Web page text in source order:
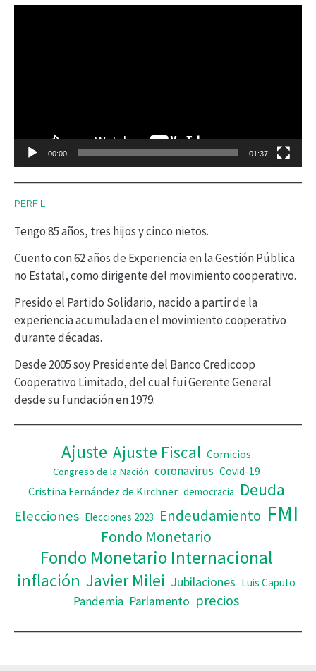
d
c
t
o
r
d
e
v
d
e
o
00:00 01:37
PERFIL
Tengo 85 años, tres hijos y cinco nietos.
Cuento con 62 años de Experiencia en la Gestión Pública
no Estatal, como dirigente del movimiento cooperativo.
Presido el Partido Solidario, nacido a partir de la
experiencia acumulada en el movimiento cooperativo
durante décadas.
Desde 2005 soy Presidente del Banco Credicoop
Cooperativo Limitado, del cual fui Gerente General
desde su fundación en 1979.
Ajuste Ajuste Fiscal Comicios
Congreso de la Nación coronavirus Covid-19
Cristina Fernández de Kirchner democracia Deuda
Elecciones Elecciones 2023 Endeudamiento FMI
Fondo Monetario
Fondo Monetario Internacional
inflación Javier Milei Jubilaciones Luis Caputo
Pandemia Parlamento precios